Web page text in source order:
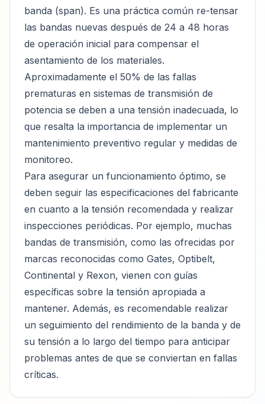
banda (span). Es una práctica común re-tensar
las bandas nuevas después de 24 a 48 horas
de operación inicial para compensar el
asentamiento de los materiales.
Aproximadamente el 50% de las fallas
prematuras en sistemas de transmisión de
potencia se deben a una tensión inadecuada, lo
que resalta la importancia de implementar un
mantenimiento preventivo regular y medidas de
monitoreo.
Para asegurar un funcionamiento óptimo, se
deben seguir las especificaciones del fabricante
en cuanto a la tensión recomendada y realizar
inspecciones periódicas. Por ejemplo, muchas
bandas de transmisión, como las ofrecidas por
marcas reconocidas como Gates, Optibelt,
Continental y Rexon, vienen con guías
específicas sobre la tensión apropiada a
mantener. Además, es recomendable realizar
un seguimiento del rendimiento de la banda y de
su tensión a lo largo del tiempo para anticipar
problemas antes de que se conviertan en fallas
críticas.